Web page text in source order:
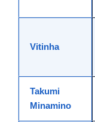
Vitinha
Takumi
Minamino